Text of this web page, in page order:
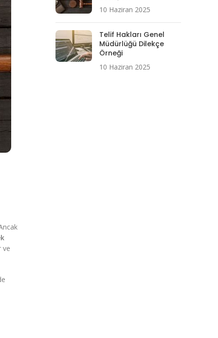
ve
10 Haziran 2025
Telif Hakları Genel
Müdürlüğü Dilekçe
Örneği
10 Haziran 2025